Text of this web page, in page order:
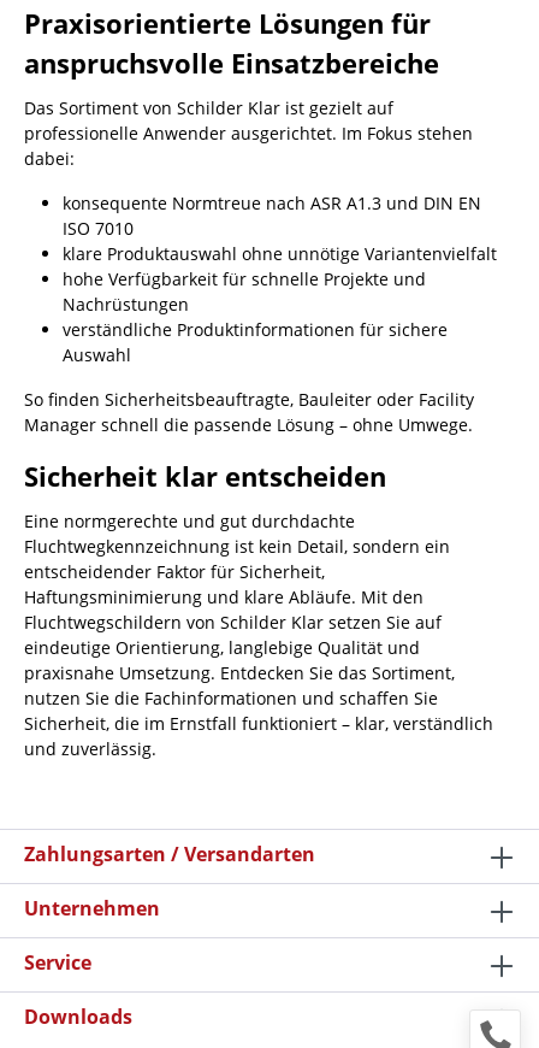
Praxisorientierte Lösungen für
anspruchsvolle Einsatzbereiche
Das Sortiment von Schilder Klar ist gezielt auf
professionelle Anwender ausgerichtet. Im Fokus stehen
dabei:
konsequente Normtreue nach ASR A1.3 und DIN EN
ISO 7010
klare Produktauswahl ohne unnötige Variantenvielfalt
hohe Verfügbarkeit für schnelle Projekte und
Nachrüstungen
verständliche Produktinformationen für sichere
Auswahl
So finden Sicherheitsbeauftragte, Bauleiter oder Facility
Manager schnell die passende Lösung – ohne Umwege.
Sicherheit klar entscheiden
Eine normgerechte und gut durchdachte
Fluchtwegkennzeichnung ist kein Detail, sondern ein
entscheidender Faktor für Sicherheit,
Haftungsminimierung und klare Abläufe. Mit den
Fluchtwegschildern von Schilder Klar setzen Sie auf
eindeutige Orientierung, langlebige Qualität und
praxisnahe Umsetzung. Entdecken Sie das Sortiment,
nutzen Sie die Fachinformationen und schaffen Sie
Sicherheit, die im Ernstfall funktioniert – klar, verständlich
und zuverlässig.
Zahlungsarten / Versandarten
Unternehmen
Service
Downloads